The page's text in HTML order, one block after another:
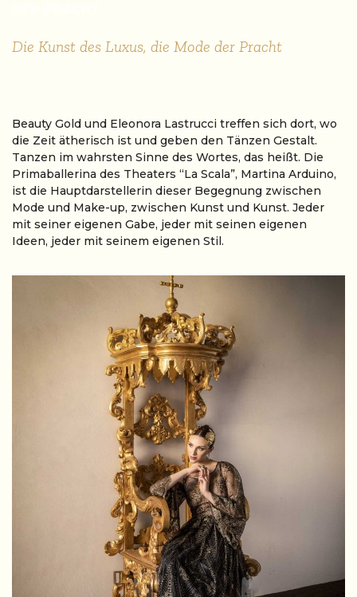
Die Kunst des Luxus, die Mode der Pracht
Beauty Gold und Eleonora Lastrucci treffen sich dort, wo
die Zeit ätherisch ist und geben den Tänzen Gestalt.
Tanzen im wahrsten Sinne des Wortes, das heißt. Die
Primaballerina des Theaters “La Scala”, Martina Arduino,
ist die Hauptdarstellerin dieser Begegnung zwischen
Mode und Make-up, zwischen Kunst und Kunst. Jeder
mit seiner eigenen Gabe, jeder mit seinen eigenen
Ideen, jeder mit seinem eigenen Stil.